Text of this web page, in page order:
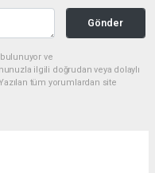
Gönder
ve
ilgili doğrudan veya dolaylı
tüm yorumlardan site